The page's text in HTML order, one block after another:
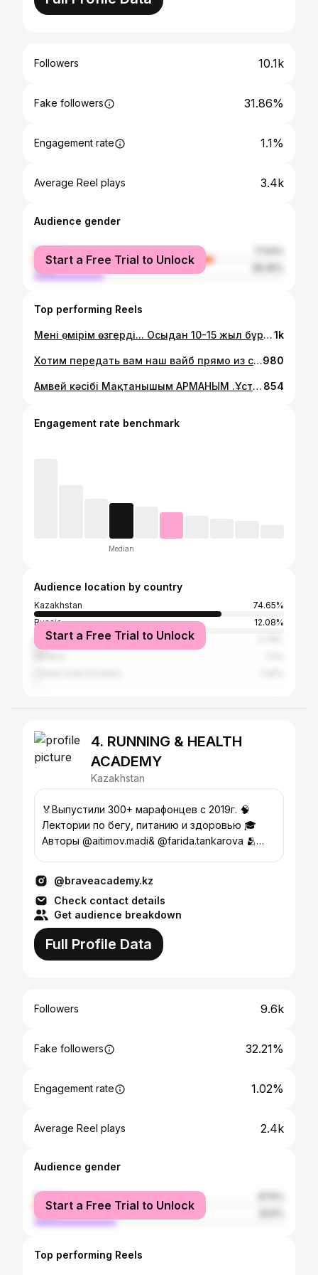
Followers 10.1k
Fake followers 31.86%
Engagement rate 1.1%
Average Reel plays 3.4k
Audience gender
female
male
Start a Free Trial to Unlock
Top performing Reels
Менің өмірім өзгерді... Осыдан 10-15 жыл бұрын тек армандап қана жүретінмін: ✅ Қаржылық еркіндікті; ✅ Өз Уақытымды өзім басқару; ✅ Саяхат, жаңа орта, жетістікті; Бүгінде мен осының бәрін шынайы өмір сүріп жатырмын. Аллаға шүкір🙏🏻 Себебі бір шешім қабылдадым — жеке кәсіпті бастадым. Бұл — жай ғана бизнес емес. Бұл — өмір салты. Өзіңді дамытып, басқаларға көмектесіп, бірге табыс табатын орта. 💌 Егер сен де «Өзгеріс уақыты келді!» деп ойласаң, маған, жекеме: «Мен Дайынмын» хабарламасын жаз, мен бәрін айтып берем, көмектесемін, қолдаймын🌟 #амвей #бизнесонлайн #қыздарүшінбизнес #мотивация #еркінөмір1k
Хотим передать вам наш вайб прямо из солнечной Саньи! ☀️💎 Ловите энергию, ритм и любовь к жизни!980
Амвей кәсібі Мақтанышым АРМАНЫМ .Ұстазым Марал ханымға шексіз Рахмет .Партнерларымыз байлығымыз 💎 болыңыздар 😘 854
Engagement rate benchmark
Median
Audience location by country
Kazakhstan
74.65%
Russia
12.08%
Kyrgyzstan
Start a Free Trial to Unlock
4. RUNNING & HEALTH
ACADEMY
Kazakhstan
🏅Выпустили 300+ марафонцев с 2019г. 🧠
Лектории по бегу, питанию и здоровью 🎓
Авторы @aitimov.madi& @farida.tankarova 🫂
@braveacademy.kz
Check contact details
Get audience breakdown
Full Profile Data
Followers 9.6k
Fake followers 32.21%
Engagement rate 1.02%
Average Reel plays 2.4k
Audience gender
female
male
Start a Free Trial to Unlock
Top performing Reels